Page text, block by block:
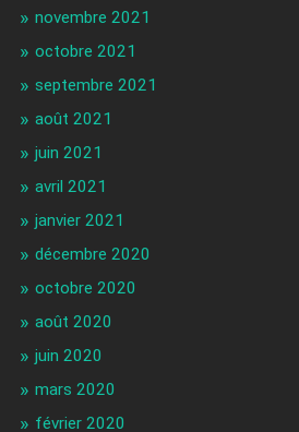
novembre 2021
octobre 2021
septembre 2021
août 2021
juin 2021
avril 2021
janvier 2021
décembre 2020
octobre 2020
août 2020
juin 2020
mars 2020
février 2020